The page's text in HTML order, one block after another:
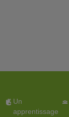
Un
apprentissage